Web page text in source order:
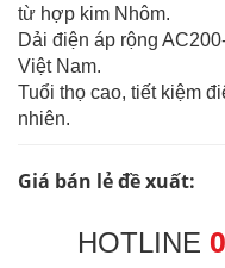
từ hợp kim Nhôm.
Dải điện áp rộng
Việt Nam.
Tuổi thọ cao, tiết kiệm
nhiên.
Giá bán lẻ đề xuất:
HOTLINE